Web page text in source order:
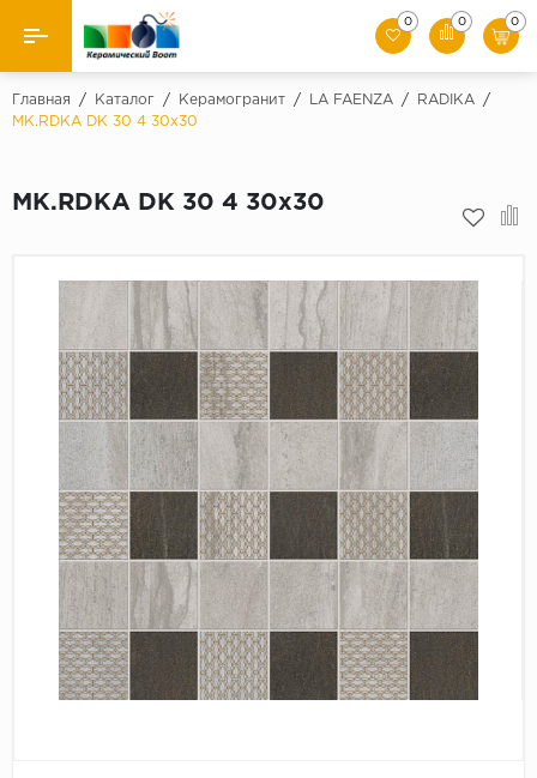
Назад
Керамическая плитка
Искусственный камень
Клинкер
0 0 0
Главная / Каталог / Керамогранит / LA FAENZA / RADIKA
/
MK.RDKA DK 30 4 30x30
MK.RDKA DK 30 4 30x30